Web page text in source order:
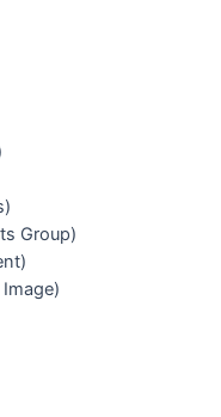
Group)